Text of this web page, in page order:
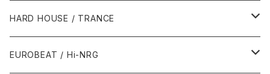
1980年代
1987年・以前
1990年代
HARD HOUSE / TRANCE
1990年代
EUROBEAT / Hi-NRG